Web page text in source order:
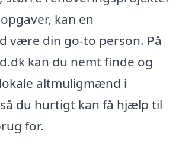
kan en
være din go-to person. På
kan du nemt finde og
altmuligmænd i
du hurtigt kan få hjælp til
for.